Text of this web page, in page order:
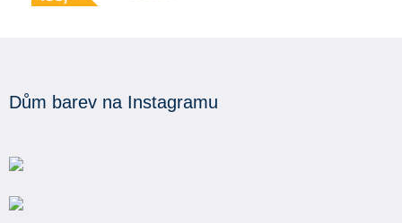
Dům barev na Instagramu